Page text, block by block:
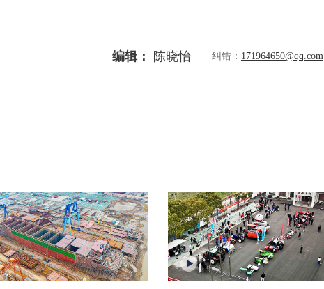
编辑： 陈晓怡 纠错： 171964650@qq.com